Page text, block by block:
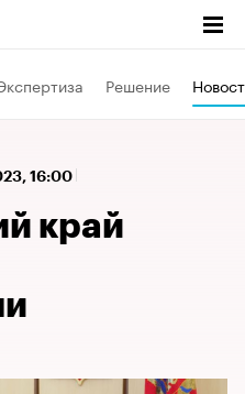
Решение
16:00
край